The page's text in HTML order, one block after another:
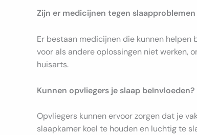
Zijn er medicijnen tegen
Er bestaan medicijnen die kunnen
voor als andere oplossingen niet werken,
huisarts.
Kunnen opvliegers je slaap beïnvloeden?
Opvliegers kunnen ervoor zorgen dat je
slaapkamer koel te houden en luchtig te